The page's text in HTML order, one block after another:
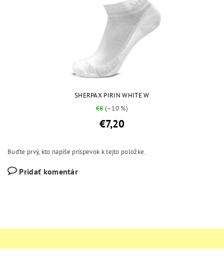
SHERPAX PIRIN WHITE W
€8(–10 %)
€7,20
Buďte prvý, kto napíše príspevok k tejto položke.
Pridať komentár